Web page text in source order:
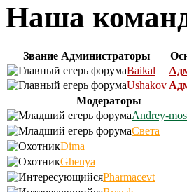
Наша
Звание Администраторы
Baikal
Ushakov
Модераторы
Andrey-
Света
Dima
Ghenya
Pharmacevt